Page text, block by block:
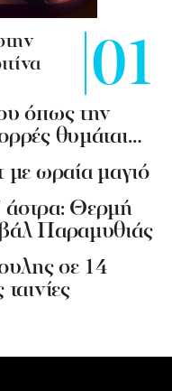
όπως την
θυμάται…
με ωραία μαγιό
άστρα: Θερμή
Παραμυθιάς
σε 14